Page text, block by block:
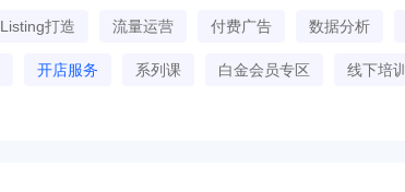
Listing打造 流量运营 付费广告 数据分析
开店服务 系列课 白金会员专区 线下培训